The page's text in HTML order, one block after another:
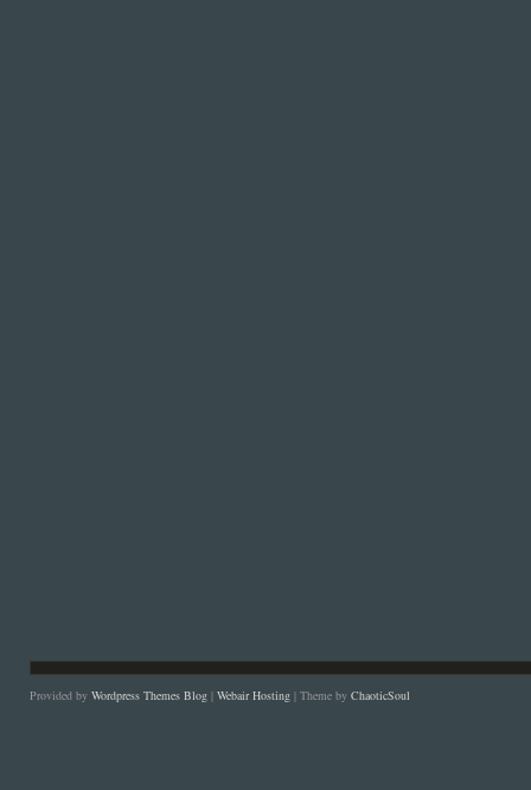
Provided by Wordpress Themes Blog | Webair Hosting | Theme by ChaoticSoul